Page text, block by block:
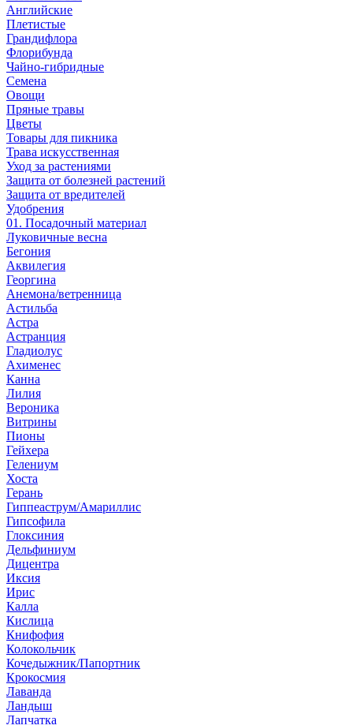
Английские
Плетистые
Грандифлора
Флорибунда
Чайно-гибридные
Семена
Овощи
Пряные травы
Цветы
Товары для пикника
Трава искусственная
Уход за растениями
Защита от болезней растений
Защита от вредителей
Удобрения
01. Посадочный материал
Луковичные весна
Бегония
Аквилегия
Георгина
Анемона/ветренница
Астильба
Астра
Астранция
Гладиолус
Ахименес
Канна
Лилия
Вероника
Витрины
Пионы
Гейхера
Гелениум
Хоста
Герань
Гиппеаструм/Амариллис
Гипсофила
Глоксиния
Дельфиниум
Дицентра
Иксия
Ирис
Калла
Кислица
Книфофия
Колокольчик
Кочедыжник/Папортник
Крокосмия
Лаванда
Ландыш
Лапчатка